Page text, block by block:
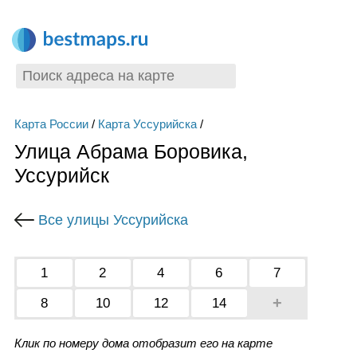
Карта России/ Карта Уссурийска/
Улица Абрама Боровика,
Уссурийск
Все улицы Уссурийска
1 2 4 6
7
8
10 12 14 +
Клик по номеру дома отобразит его на карте